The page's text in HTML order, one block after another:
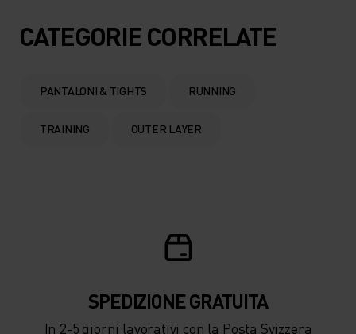
CATEGORIE CORRELATE
PANTALONI & TIGHTS RUNNING
TRAINING OUTER LAYER
SPEDIZIONE ​​​​​​GRATUITA
In 2-5 giorni lavorativi con la Posta Svizzera